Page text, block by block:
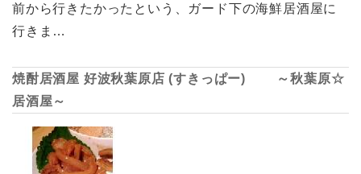
前から行きたかったという、ガード下の海鮮居酒屋に
行きま…
焼酎居酒屋 好波秋葉原店 (すきっぱー) ～秋葉原☆
居酒屋～